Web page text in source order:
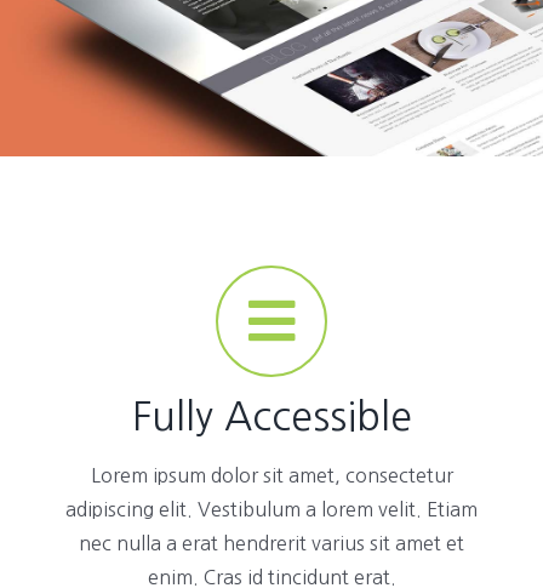
Fully Accessible
Lorem ipsum dolor sit amet, consectetur
adipiscing elit. Vestibulum a lorem velit. Etiam
nec nulla a erat hendrerit varius sit amet et
enim. Cras id tincidunt erat.